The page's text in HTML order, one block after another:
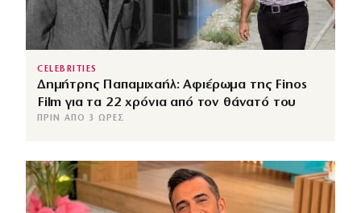
CELEBRITIES
Δημήτρης Παπαμιχαήλ: Αφιέρωμα της Finos
Film για τα 22 χρόνια από τον θάνατό του
ΠΡΙΝ ΑΠΌ 3 ΏΡΕΣ